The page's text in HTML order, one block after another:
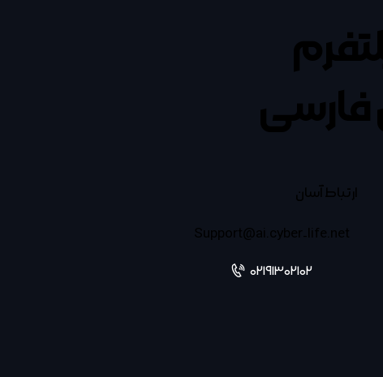
ارتباط آسان
Support@ai.cyber-life.net
02191302102